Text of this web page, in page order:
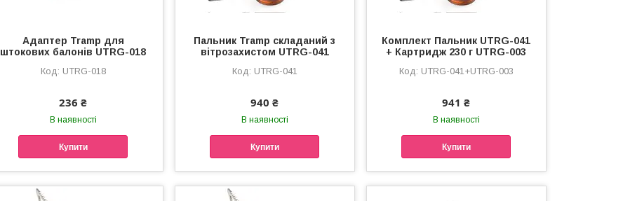
Адаптер Tramp для
штокових балонів UTRG-018
UTRG-018
236 ₴
В наявності
Купити
Пальник Tramp складаний з
вітрозахистом UTRG-041
UTRG-041
940 ₴
В наявності
Купити
Комплект Пальник UTRG-041
+ Картридж 230 г UTRG-003
UTRG-041+UTRG-003
941 ₴
В наявності
Купити